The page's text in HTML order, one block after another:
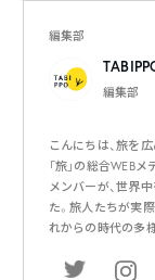
編集部
編集部
こんにちは、旅を
「旅」の総合WEB
メンバーが、世界
た。旅人たちが実
れからの時代の多